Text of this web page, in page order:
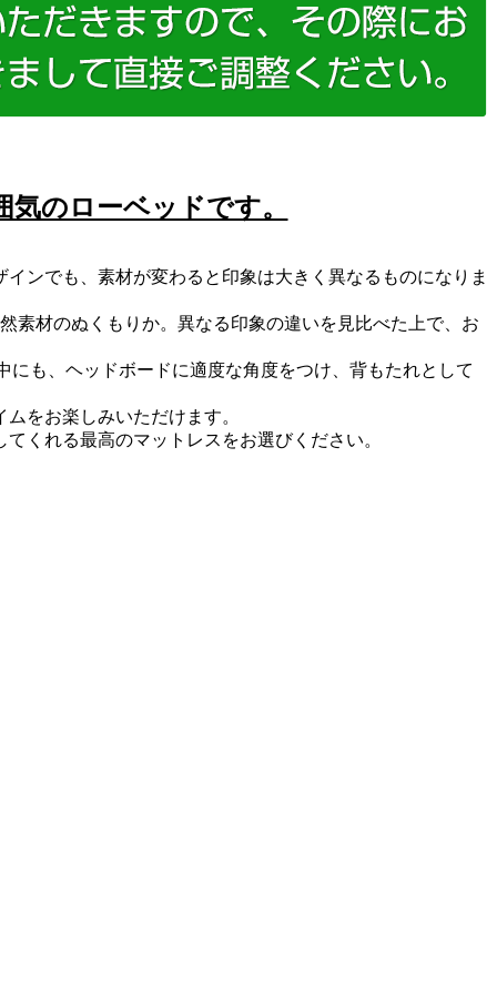
のローベッドです。
ンでも、素材が変わると印象は大きく異なるものになりま
素材のぬくもりか。異なる印象の違いを見比べた上で、お
も、ヘッドボードに適度な角度をつけ、背もたれとして
をお楽しみいただけます。
くれる最高のマットレスをお選びください。